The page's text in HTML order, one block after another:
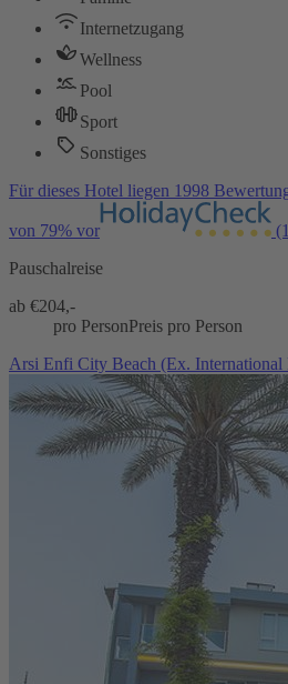
Internetzugang
Wellness
Pool
Sport
Sonstiges
Für dieses Hotel liegen 1998
von 79% vor
Pauschalreise
ab €204,-
pro PersonPreis pro Person
Arsi Enfi City Beach (Ex. International